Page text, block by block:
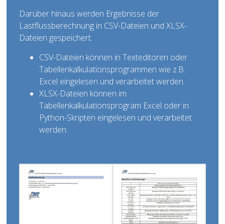
Darüber hinaus werden Ergebnisse der
Lastflussberechnung in CSV-Dateien und XLSX-
Dateien gespeichert.
CSV-Dateien können in Texteditoren oder
Tabellenkalkulationsprogrammen wie z.B.
Excel eingelesen und verarbeitet werden.
XLSX-Dateien können im
Tabellenkalkulationsprogram Excel oder in
Python-Skripten eingelesen und verarbeitet
werden.